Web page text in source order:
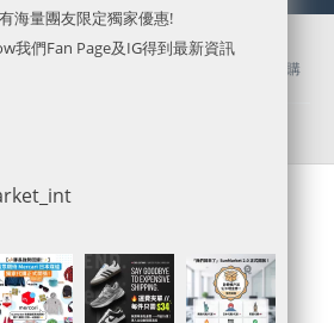
美國代購
新消息
海量團友限定獨家優惠!
我們Fan Page及IG得到最新資訊